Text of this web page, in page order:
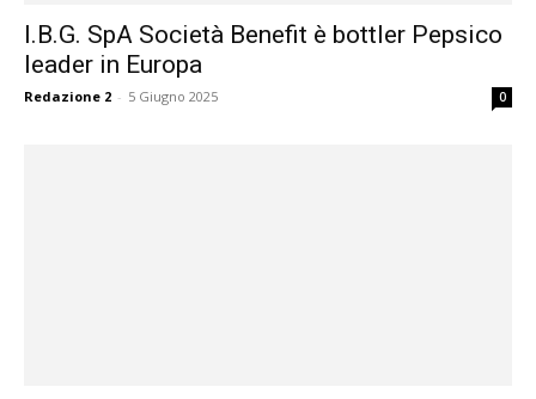
I.B.G. SpA Società Benefit è bottler Pepsico
leader in Europa
Redazione 2 - 5 Giugno 2025 0